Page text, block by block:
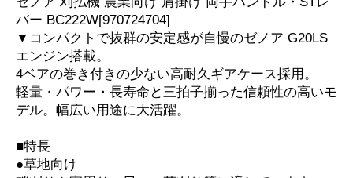
バー BC222W[970724704]
▼コンパクトで抜群の安定感が自慢のゼノア G20LS
エンジン搭載。
4ベアの巻き付きの少ない高耐久ギアケース採用。
軽量・パワー・長寿命と三拍子揃った信頼性の高いモ
デル。幅広い用途に大活躍。
■特長
●草地向け